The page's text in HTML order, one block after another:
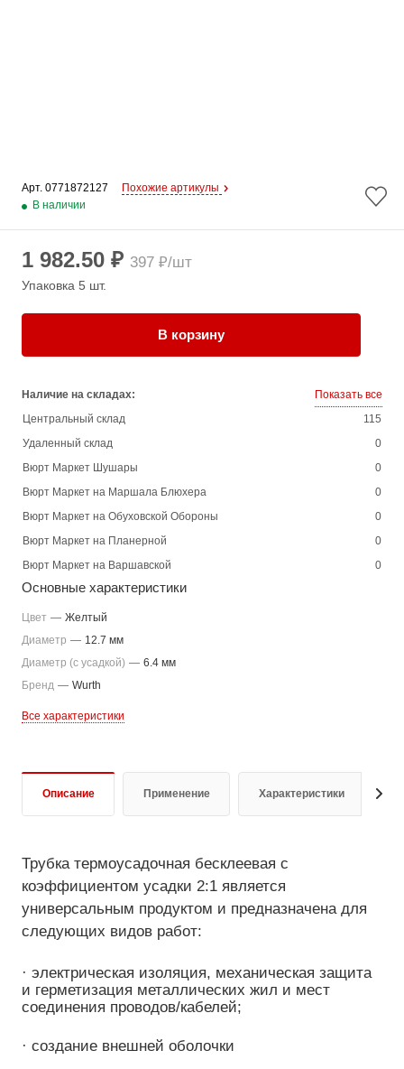
Арт. 0771872127
Похожие артикулы
В наличии
1 982.50 ₽ 397 ₽/шт
Упаковка 5 шт.
В корзину
Наличие на складах:
Показать все
Центральный склад
115
Удаленный склад
0
Вюрт Маркет Шушары
0
Вюрт Маркет на Маршала Блюхера
0
Вюрт Маркет на Обуховской Обороны
0
Вюрт Маркет на Планерной
0
Вюрт Маркет на Варшавской
0
Основные характеристики
Цвет — Желтый
Диаметр — 12.7 мм
Диаметр (с усадкой) — 6.4 мм
Бренд — Wurth
Все характеристики
Описание Применение Характеристики
Трубка термоусадочная бесклеевая с
коэффициентом усадки 2:1 является
универсальным продуктом и предназначена для
следующих видов работ:
· электрическая изоляция, механическая защита
и герметизация металлических жил и мест
соединения проводов/кабелей;
· создание внешней оболочки